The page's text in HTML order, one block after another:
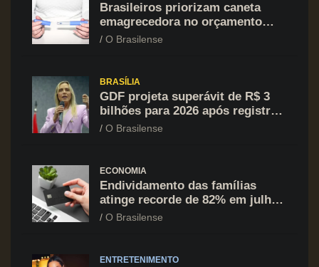
Brasileiros priorizam caneta
emagrecedora no orçamento
mesmo em situação de aperto
O Brasilense
BRASÍLIA
GDF projeta superávit de R$ 3
bilhões para 2026 após registrar
recuo no déficit
O Brasilense
ECONOMIA
Endividamento das famílias
atinge recorde de 82% em julho;
cartão de crédito segue como
O Brasilense
ENTRETENIMENTO